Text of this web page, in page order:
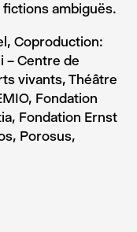
ambiguës.
Coproduction:
– Centre de
vivants, Théâtre
Fondation
Fondation Ernst
Porosus,